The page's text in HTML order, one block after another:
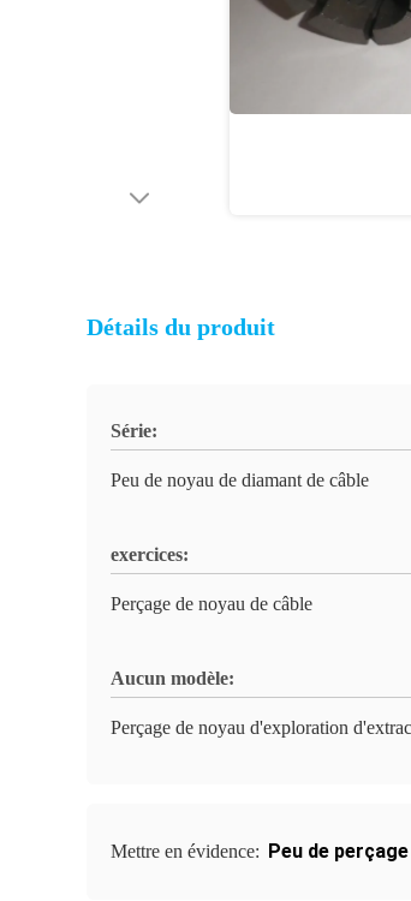
Détails du produit
Série:
Peu de noyau de diamant de câble
exercices:
Perçage de noyau de câble
Aucun modèle:
Perçage de noyau d'exploration
Mettre en évidence: Peu de